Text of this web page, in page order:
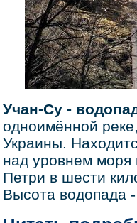
Учан-Су -
одноимённой
Украины.
над уровнем
Петри в шести
Высота водопада